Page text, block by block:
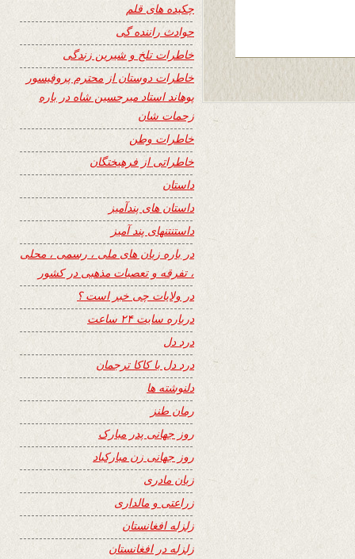
چکیده های قلم
حوادث راننده گی
خاطرات تلخ و شیرین زندگی
خاطرات دوستان از محترم پروفیسور
پوهاند استاد میرحسین شاه در باره
زحمات شان
خاطرات وطن
خاطراتی از فرهیختگان
داستان
داستان های پندآمیز
داستنتنهای پند آمیز
در باره زبان های ملی ، رسمی ، محلی
، تفرقه و تعصبات مذهبی در کشور
در ولایات چی خبر است ؟
درباره سایت ۲۴ ساعت
درد دل
درد دل با کاکا ترجمان
دلنوشته ها
رمان طنز
روز جهانی پدر مبارک
روز جهانی زن مبارکباد
زبان مادری
زراعتی و مالداری
زلزله افغانستان
زلزله در افغانستان